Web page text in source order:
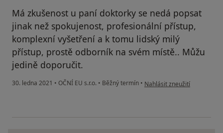
Má zkušenost u paní doktorky se nedá popsat
jinak než spokujenost, profesionální přístup,
komplexní vyšetření a k tomu lidský milý
přístup, prostě odborník na svém místě.. Můžu
jedině doporučit.
30. ledna 2021 • OČNÍ EU s.r.o. • Běžný termín • podle názoru uživatele Vl
Nahlásit zneužití